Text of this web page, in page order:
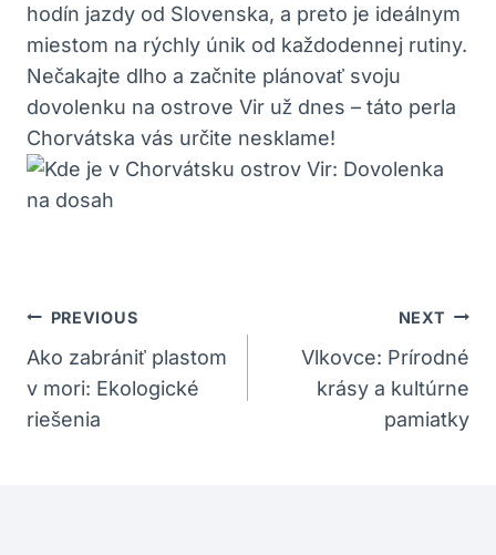
hodín jazdy od Slovenska, a preto je ideálnym
miestom na rýchly únik od každodennej rutiny.
Nečakajte dlho a začnite plánovať svoju
dovolenku na ostrove Vir už dnes – táto perla
Chorvátska vás určite nesklame!
Navigácia
V
Článku
PREVIOUS
Ako zabrániť plastom
v mori: Ekologické
riešenia
NEXT
Vlkovce: Prírodné
krásy a kultúrne
pamiatky